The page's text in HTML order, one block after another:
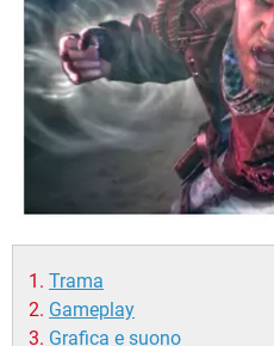
Trama
Gameplay
Grafica e suono